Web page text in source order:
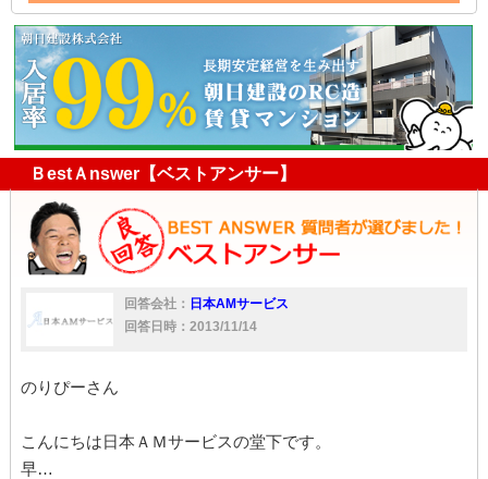
取り壊し 契約更新 老朽化 修理 借主負担
管理
契約書
大家 賃借人
入居
大家負担
一軒家 借主
ＢestＡnswer【ベストアンサー】
回答会社： 日本AMサービス
回答日時：2013/11/14
のりぴーさん
こんにちは日本ＡＭサービスの堂下です。
早…